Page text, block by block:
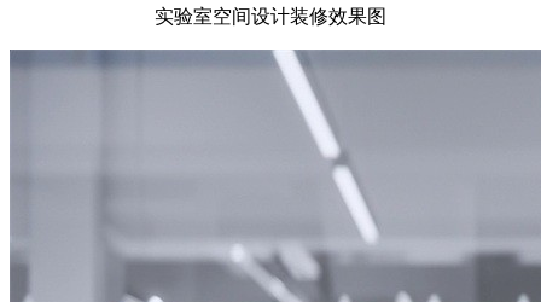
实验室空间设计装修效果图